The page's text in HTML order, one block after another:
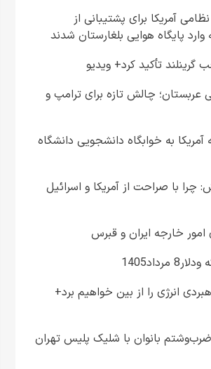
آمریکا برای پشتیبانی از
پایگاه هوایی بلغارستان شدند
گرینلند تأکید کرد+ ویدیو
چالش تازه برای ترامپ و
به خوابگاه دانشجویی دانشگاه
چرا با صراحت از آمریکا و اسرائیل
خارجه ایران و قبرس
انرژی را از بین خواهیم برد+
بانوان با شلیک پلیس تهران